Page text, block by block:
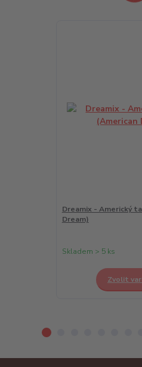
Dreamix - Americký
Dream)
Skladem > 5 ks
Zvolit